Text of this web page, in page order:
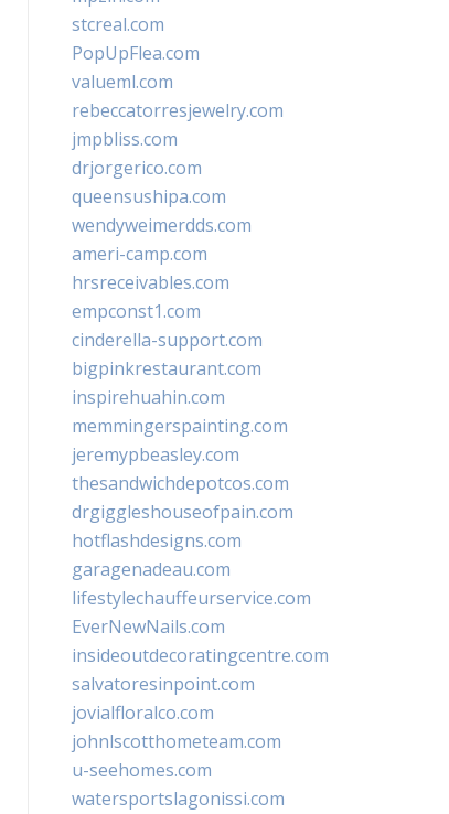
stcreal.com
PopUpFlea.com
valueml.com
rebeccatorresjewelry.com
jmpbliss.com
drjorgerico.com
queensushipa.com
wendyweimerdds.com
ameri-camp.com
hrsreceivables.com
empconst1.com
cinderella-support.com
bigpinkrestaurant.com
inspirehuahin.com
memmingerspainting.com
jeremypbeasley.com
thesandwichdepotcos.com
drgiggleshouseofpain.com
hotflashdesigns.com
garagenadeau.com
lifestylechauffeurservice.com
EverNewNails.com
insideoutdecoratingcentre.com
salvatoresinpoint.com
jovialfloralco.com
johnlscotthometeam.com
u-seehomes.com
watersportslagonissi.com